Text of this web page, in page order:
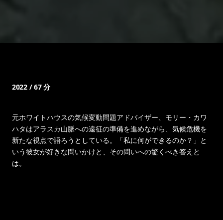
2022 / 67 分
元ホワイトハウスの気候変動問題アドバイザー、モリー・カワ
ハタはアラスカ山脈への遠征の準備を進めながら、気候危機を
新たな視点で語ろうとしている。「私に何ができるのか？」と
いう彼女が好きな問いかけと、その問いへの驚くべき答えと
は。